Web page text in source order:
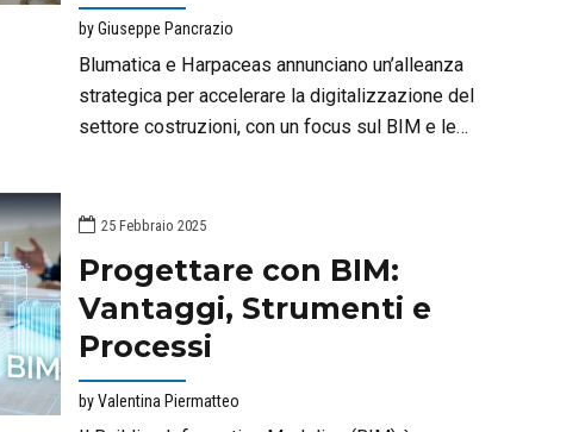
by Giuseppe Pancrazio
Blumatica e Harpaceas annunciano un’alleanza
strategica per accelerare la digitalizzazione del
settore costruzioni, con un focus sul BIM e le
soluzioni integrate per progettazione, gestione e
trasparenza e conformità alle normative digitali.
Una sinergia già operativa su progetti concreti.
25 Febbraio 2025
Progettare con BIM:
Vantaggi, Strumenti e
Processi
by Valentina Piermatteo